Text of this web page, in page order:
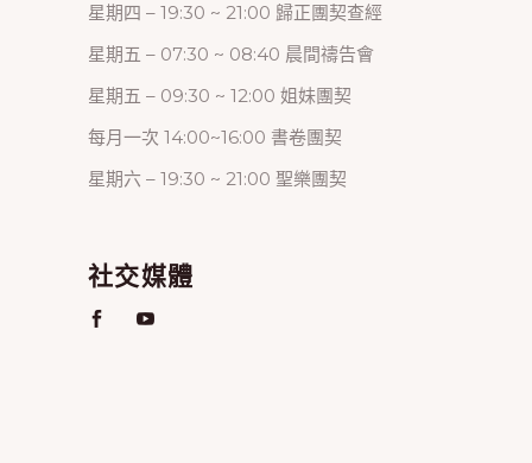
星期四 – 19:30 ~ 21:00 歸正團契查經
星期五 – 07:30 ~ 08:40 晨間禱告會
星期五 – 09:30 ~ 12:00 姐妹團契
每月一次 14:00~16:00 書卷團契
星期六 – 19:30 ~ 21:00 聖樂團契
社交媒體